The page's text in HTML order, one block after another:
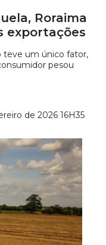
Roraima
exportações
teve um único fator,
pesou
de 2026 16H35